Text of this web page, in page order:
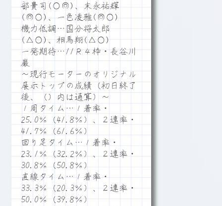
部貴司(○◎)、末永祐輝
(◎○)、一色凌雅(◎○)
機力低調…国分将太郎
(△○)、相馬翔(△○)
一発期待…11Ｒ４枠・長谷川
巌
～現行モーターのオリジナル
展示トップの成績（初日終了
後、（）内は通算）～
１周タイム…１着率・
25.0％（41.8％）、２連率・
41.7％（61.6％）
回り足タイム…１着率・
23.1％（32.2％）、２連率・
30.8％（50.8％）
直線タイム…１着率・
33.3％（20.3％）、２連率・
50.0％（39.8％）